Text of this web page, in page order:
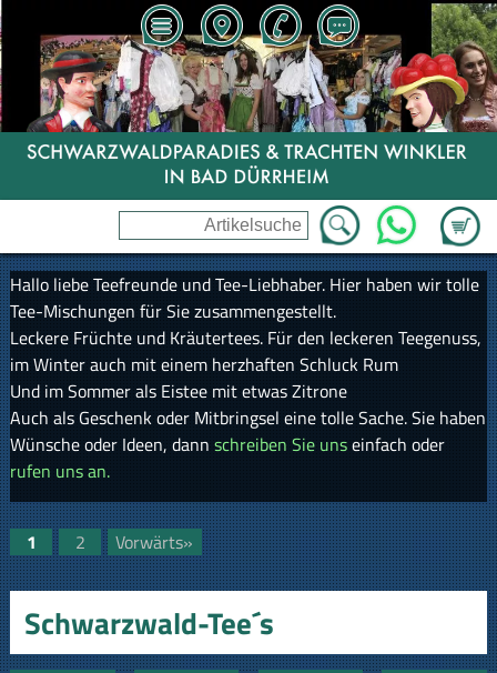
Zum
WhatsApp
Hallo liebe Teefreunde und Tee-Liebhaber. Hier haben wir tolle
Tee-Mischungen für Sie zusammengestellt.
Leckere Früchte und Kräutertees. Für den leckeren Teegenuss,
im Winter auch mit einem herzhaften Schluck Rum
Und im Sommer als Eistee mit etwas Zitrone
Auch als Geschenk oder Mitbringsel eine tolle Sache. Sie haben
Wünsche oder Ideen, dann schreiben Sie unseinfach oder
rufen uns an.
1 2 Vorwärts»
Schwarzwald-Tee´s